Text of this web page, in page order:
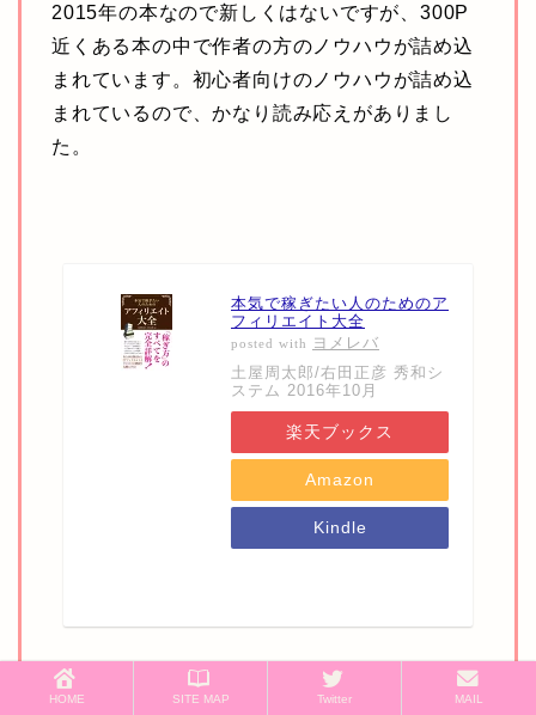
2015年の本なので新しくはないですが、300P
近くある本の中で作者の方のノウハウが詰め込
まれています。初心者向けのノウハウが詰め込
まれているので、かなり読み応えがありまし
た。
本気で稼ぎたい人のためのア
フィリエイト大全
posted with
ヨメレバ
土屋周太郎/右田正彦 秀和シ
ステム 2016年10月
楽天ブックス
Amazon
Kindle
今から始めよう！と思っている方には「こんな
HOME SITE MAP Twitter MAIL